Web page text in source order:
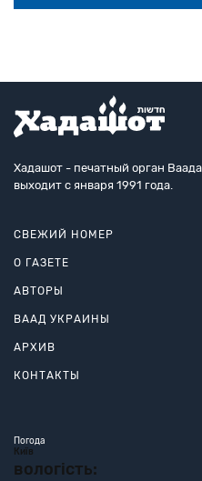
Хадашот - печатный орган
выходит с января 1991 года.
СВЕЖИЙ НОМЕР
О ГАЗЕТЕ
АВТОРЫ
ВААД УКРАИНЫ
АРХИВ
КОНТАКТЫ
Погода
Київ
вологість: